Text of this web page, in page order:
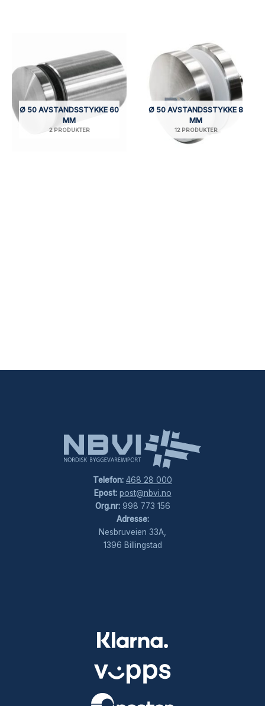
Ø 50 AVSTANDSSTYKKE 60
MM
2 PRODUKTER
Ø 50 AVSTANDSSTYKKE 8
MM
12 PRODUKTER
Telefon: 468 28 000
Epost: post@nbvi.no
Org.nr:998 773 156
Adresse:
Nesbruveien 33A,
1396 Billingstad